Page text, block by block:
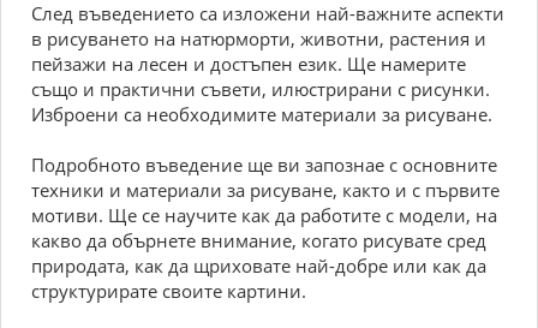
След въведението са изложени най-важните аспекти
в рисуването на натюрморти, животни, растения и
пейзажи на лесен и достъпен език. Ще намерите
също и практични съвети, илюстрирани с рисунки.
Изброени са необходимите материали за рисуване.
Подробното въведение ще ви запознае с основните
техники и материали за рисуване, както и с първите
мотиви. Ще се научите как да работите с модели, на
какво да обърнете внимание, когато рисувате сред
природата, как да щриховате най-добре или как да
структурирате своите картини.